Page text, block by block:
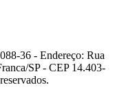
36 - Endereço: Rua
SP - CEP 14.403-